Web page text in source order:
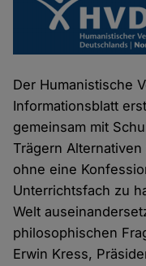
Der Humanistische
Informationsblatt
gemeinsam mit
Trägern
ohne eine
Unterrichtsfach zu
Welt
philosophischen
Erwin Kress,